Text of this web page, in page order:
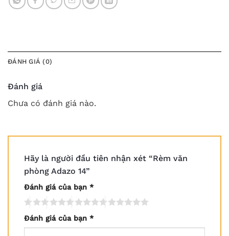
ĐÁNH GIÁ (0)
Đánh giá
Chưa có đánh giá nào.
Hãy là người đầu tiên nhận xét “Rèm văn
phòng Adazo 14”
Đánh giá của bạn *
Đánh giá của bạn *